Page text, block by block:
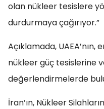
olan nükleer tesislere
durdurmaya çağırıyor.”
Açıklamada, UAEA’nın,
nükleer güç tesislerine
değerlendirmelerde
İran’ın, Nükleer